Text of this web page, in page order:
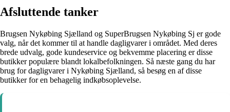
Afsluttende tanker
Brugsen Nykøbing Sjælland og SuperBrugsen Nykøbing Sj er gode
valg, når det kommer til at handle dagligvarer i området. Med deres
brede udvalg, gode kundeservice og bekvemme placering er disse
butikker populære blandt lokalbefolkningen. Så næste gang du har
brug for dagligvarer i Nykøbing Sjælland, så besøg en af disse
butikker for en behagelig indkøbsoplevelse.